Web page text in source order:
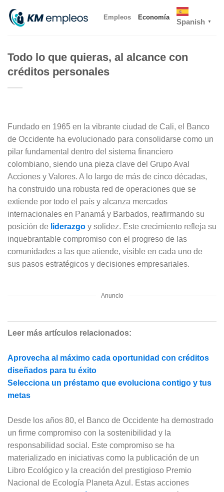
Empleos Economía
Spanish ▼
Todo lo que quieras, al alcance con
créditos personales
Fundado en 1965 en la vibrante ciudad de Cali, el Banco
de Occidente ha evolucionado para consolidarse como un
pilar fundamental dentro del sistema financiero
colombiano, siendo una pieza clave del Grupo Aval
Acciones y Valores. A lo largo de más de cinco décadas,
ha construido una robusta red de operaciones que se
extiende por todo el país y alcanza mercados
internacionales en Panamá y Barbados, reafirmando su
posición de liderazgo y solidez. Este crecimiento refleja su
inquebrantable compromiso con el progreso de las
comunidades a las que atiende, visible en cada uno de
sus pasos estratégicos y decisiones empresariales.
Anuncio
Leer más artículos relacionados:
Aprovecha al máximo cada oportunidad con créditos
diseñados para tu éxito
Selecciona un préstamo que evoluciona contigo y tus
metas
Desde los años 80, el Banco de Occidente ha demostrado
un firme compromiso con la sostenibilidad y la
responsabilidad social. Este compromiso se ha
materializado en iniciativas como la publicación de un
Libro Ecológico y la creación del prestigioso Premio
Nacional de Ecología Planeta Azul. Estas acciones